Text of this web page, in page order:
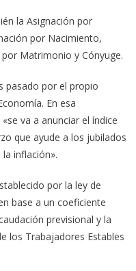
la Asignación por
por Nacimiento,
Matrimonio y Cónyuge.
pasado por el propio
En esa
va a anunciar el índice
que ayude a los jubilados
inflación».
por la ley de
base a un coeficiente
previsional y la
los Trabajadores Estables